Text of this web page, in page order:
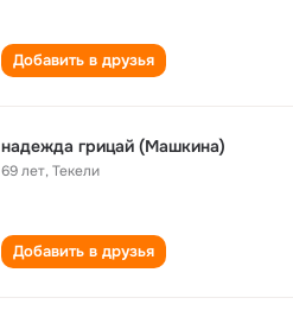
Добавить в друзья
надежда грицай (Машкина)
69 лет,Текели
Добавить в друзья